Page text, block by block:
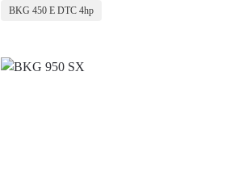
BKG 450 E DTC 4hp